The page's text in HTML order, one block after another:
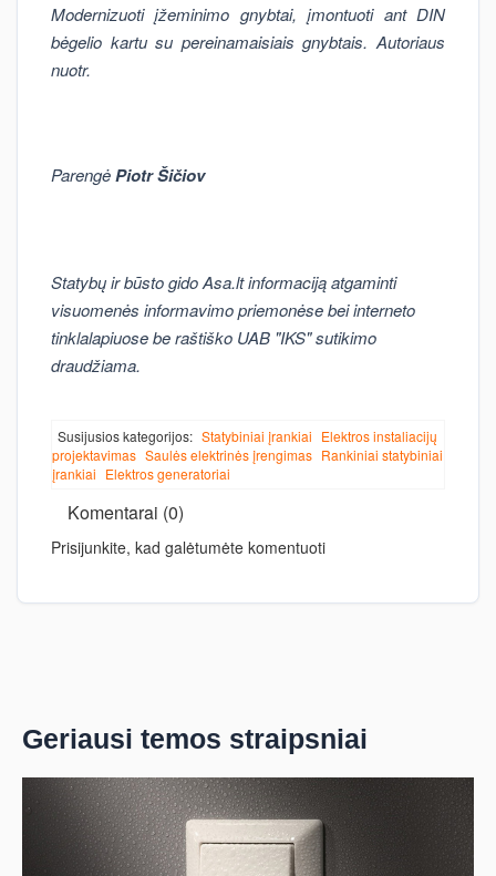
Modernizuoti įžeminimo gnybtai, įmontuoti ant DIN
bėgelio kartu su pereinamaisiais gnybtais. Autoriaus
nuotr.
ParengėPiotr Šičiov
Statybų ir būsto gido Asa.lt informaciją atgaminti
visuomenės informavimo priemonėse bei interneto
tinklalapiuose be raštiško UAB "IKS" sutikimo
draudžiama.
Susijusios kategorijos: Statybiniai įrankiai Elektros instaliacijų
projektavimas Saulės elektrinės įrengimas Rankiniai statybiniai
įrankiai Elektros generatoriai
Komentarai (0)
Prisijunkite, kad galėtumėte komentuoti
Geriausi temos straipsniai